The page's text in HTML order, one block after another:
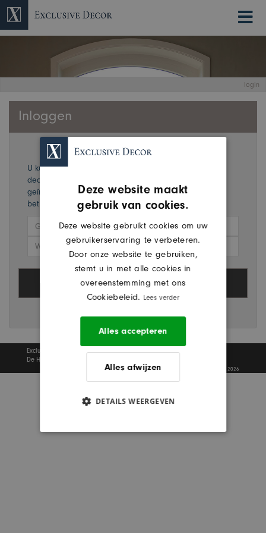
login
Inloggen
U kunt hier inloggen als u bij ons een account hebt als
dealer. Heeft u nog geen account maar bent u wel
geïnterreseerd dan kunt u zich aanmelden door op de
betreffende knop te drukken.
×
Exclusive Decor
De Heinen 11 - 5371 MJ te Huisseling
privacy policy | Copyright 2011 - 2026
Deze website maakt
gebruik van cookies.
Deze website gebruikt cookies om uw
gebruikerservaring te verbeteren.
Door onze website te gebruiken,
stemt u in met alle cookies in
overeenstemming met ons
Cookiebeleid. Lees verder
Alles accepteren
Alles afwijzen
DETAILS WEERGEVEN